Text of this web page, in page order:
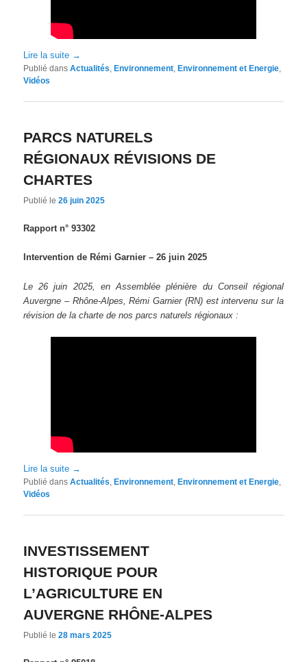
Lire la suite →
Publié dans Actualités ,Environnement ,Environnement et Energie
Vidéos
PARCS NATURELS
RÉGIONAUX RÉVISIONS DE
CHARTES
Publié le26 juin 2025
Rapport n° 93302
Intervention de Rémi Garnier – 26 juin 2025
Le 26 juin 2025, en Assemblée plénière du Conseil régional
Auvergne – Rhône-Alpes, Rémi Garnier (RN) est intervenu sur la
révision de la charte de nos parcs naturels régionaux :
Lire la suite →
Publié dans Actualités ,Environnement ,Environnement et Energie
Vidéos
INVESTISSEMENT
HISTORIQUE POUR
L’AGRICULTURE EN
AUVERGNE RHÔNE‐ALPES
Publié le28 mars 2025